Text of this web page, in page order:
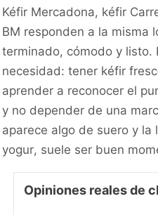
Kéfir Mercadona, kéfir
BM responden a la misma
terminado, cómodo y listo.
necesidad: tener kéfir
aprender a reconocer el
y no depender de una
aparece algo de suero y
yogur, suele ser buen
Opiniones reales de